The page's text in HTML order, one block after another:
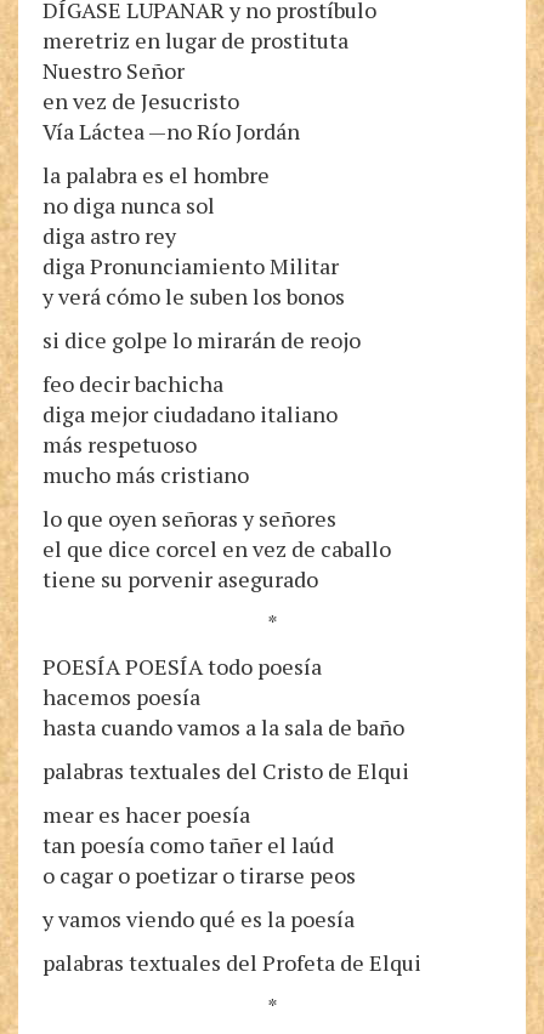
DÍGASE LUPANAR y no prostíbulo
meretriz en lugar de prostituta
Nuestro Señor
en vez de Jesucristo
Vía Láctea —no Río Jordán
la palabra es el hombre
no diga nunca sol
diga astro rey
diga Pronunciamiento Militar
y verá cómo le suben los bonos
si dice golpe lo mirarán de reojo
feo decir bachicha
diga mejor ciudadano italiano
más respetuoso
mucho más cristiano
lo que oyen señoras y señores
el que dice corcel en vez de caballo
tiene su porvenir asegurado
*
POESÍA POESÍA todo poesía
hacemos poesía
hasta cuando vamos a la sala de baño
palabras textuales del Cristo de Elqui
mear es hacer poesía
tan poesía como tañer el laúd
o cagar o poetizar o tirarse peos
y vamos viendo qué es la poesía
palabras textuales del Profeta de Elqui
*